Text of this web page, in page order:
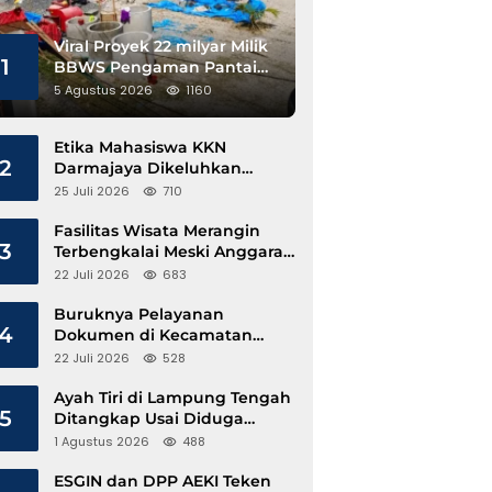
1
Viral Proyek 22 milyar Milik
BBWS Pengaman Pantai
Pesisir Barat Diduga
Gunakan Besi Banci
5 Agustus 2026 1160
2
Etika Mahasiswa KKN
Darmajaya Dikeluhkan
Kepala Pekon Sinar Jawa
25 Juli 2026 710
3
Fasilitas Wisata Merangin
Terbengkalai Meski Anggaran
Perawatan Terus Mengalir
22 Juli 2026 683
Buruknya Pelayanan
Dokumen di Kecamatan
Pangkalan Susu, Kinerja
22 Juli 2026 528
5
Ayah Tiri di Lampung Tengah
Ditangkap Usai Diduga
Hamili Anak di Bawah Umur
1 Agustus 2026 488
ESGIN dan DPP AEKI Teken